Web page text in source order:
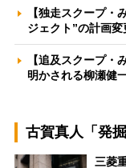
【独走スクープ・
ジェクト”の計画
【追及スクープ・
明かされる柳瀬健
古賀真人「発
三菱